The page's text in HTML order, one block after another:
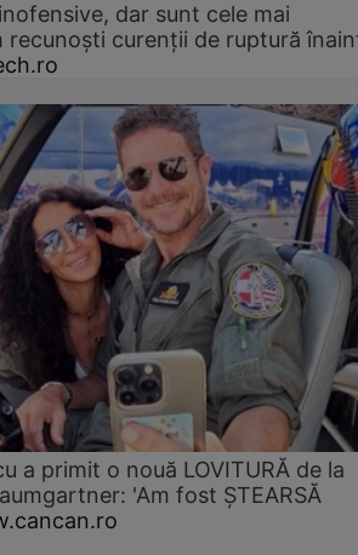
dar sunt cele mai
recunoști curenții de ruptură
a primit o nouă LOVITURĂ de la
'Am fost ȘTEARSĂ